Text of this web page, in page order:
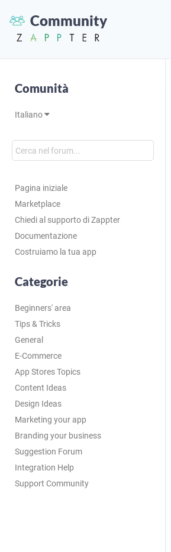
Community
Comunità
Italiano
Pagina iniziale
Marketplace
Chiedi al supporto di Zappter
Documentazione
Costruiamo la tua app
Categorie
Beginners' area
Tips & Tricks
General
E-Commerce
App Stores Topics
Content Ideas
Design Ideas
Marketing your app
Branding your business
Suggestion Forum
Integration Help
Support Community